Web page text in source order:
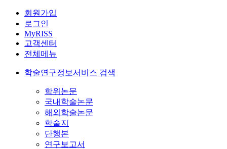
회원가입
로그인
MyRISS
고객센터
전체메뉴
학술연구정보서비스 검색
학위논문
국내학술논문
해외학술논문
학술지
단행본
연구보고서